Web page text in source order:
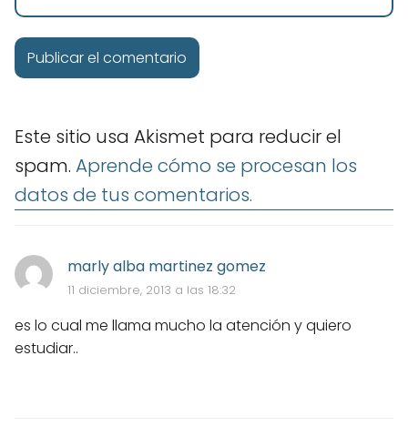
marly alba martinez gomez
11 diciembre, 2013 a las 18:32
es lo cual me llama mucho la atención y quiero
estudiar..
Este sitio usa Akismet para reducir el
spam. Aprende cómo se procesan los
datos de tus comentarios.